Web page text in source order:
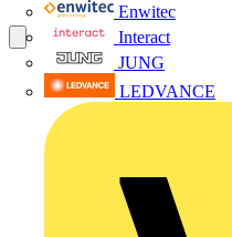
Enwitec
Interact
JUNG
LEDVANCE